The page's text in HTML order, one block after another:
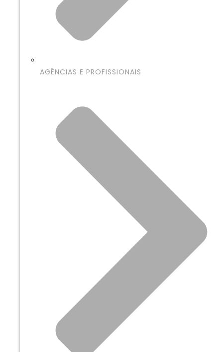
AGÊNCIAS E PROFISSIONAIS